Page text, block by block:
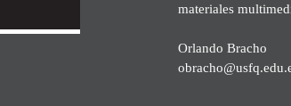
materiales
Orlando Bracho